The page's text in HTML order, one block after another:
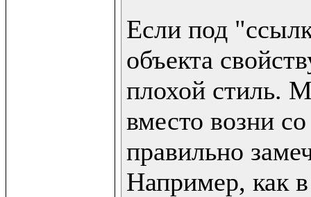
Если под
объекта
плохой стиль.
вместо возни
правильно
Например, как